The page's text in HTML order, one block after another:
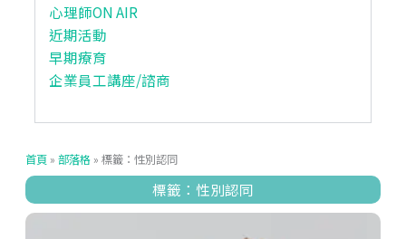
心理師ON AIR
近期活動
早期療育
企業員工講座/諮商
首頁 »部落格 »標籤：性別認同
標籤：性別認同